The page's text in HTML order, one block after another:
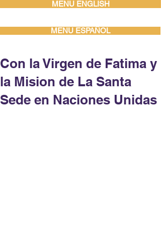
MENU ENGLISH
MENU ESPAÑOL
Con la Virgen de Fatima y
la Mision de La Santa
Sede en Naciones Unidas